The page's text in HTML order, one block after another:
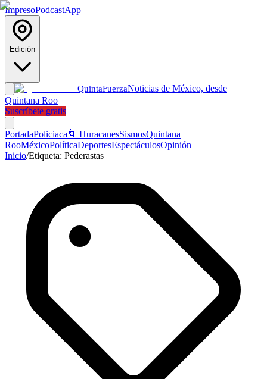
ImpresoPodcastApp
Edición
QuintaFuerzaNoticias de México, desde
Quintana Roo
Suscríbete gratis
PortadaPoliciaca 🌀 HuracanesSismosQuintana
RooMéxicoPolíticaDeportesEspectáculosOpinión
Inicio/Etiqueta: Pederastas